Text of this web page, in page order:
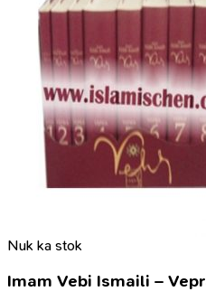
Nuk ka stok
Imam Vebi Ismaili –